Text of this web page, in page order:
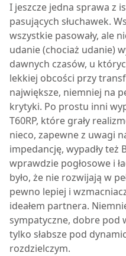
I jeszcze jedna sprawa z
pasujących słuchawek.
wszystkie pasowały, ale
udanie (chociaż udanie)
dawnych czasów, u
lekkiej obcości przy
największe, niemniej na
krytyki. Po prostu inni
T60RP, które grały
nieco, zapewne z uwagi
impedancję, wypadły też
wprawdzie pogłosowe i
było, że nie rozwijają w
pewno lepiej i
ideałem partnera.
sympatyczne, dobre pod
tylko słabsze pod
rozdzielczym.